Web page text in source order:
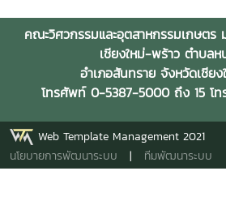
คณะวิศวกรรมและอุตสาหกรรมเกษตร
เชียงใหม่-พร้าว ตำบลห
อำเภอสันทราย จังหวัดเชีย
โทรศัพท์ 0-5387-5000 ถึง 15 โท
Web Template Management 2021
นโยบายการพัฒนาระบบ | ทีมพัฒนาระบบ